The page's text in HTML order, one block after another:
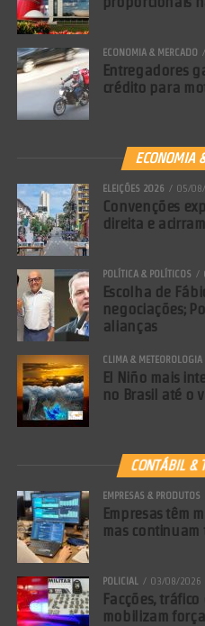
ECONOMIA & MERCADO
Entregadores
crédito para
ECONOMIA
ELEIÇÕES 2026 05/
Convenções
direita e
POLÍTICA & POLÍTICOS
Escolha de
negociações;
alianças
CLIMA & METEOROLOGIA
El Niño mais
no Brasil até o
CONTÁBIL &
EMPRESAS & PRODUTOS
Empresas têm
mas
POLICIAL 03/08/2026
Facções,
mobilizam